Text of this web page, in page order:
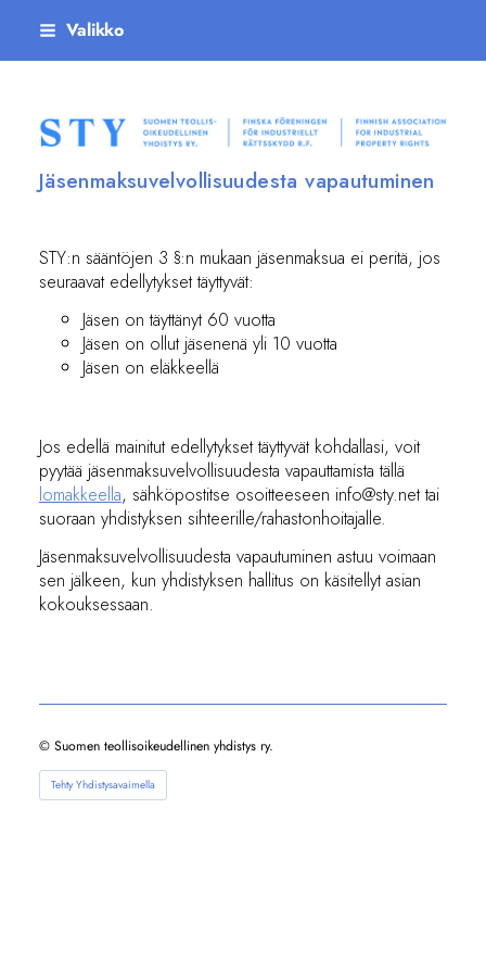
Siirry
Valikko
Suomen teollisoikeudellinen yhdistys ry
Jäsenmaksuvelvollisuudesta vapautuminen
STY:n sääntöjen 3 §:n mukaan jäsenmaksua ei peritä, jos
seuraavat edellytykset täyttyvät:
Jäsen on täyttänyt 60 vuotta
Jäsen on ollut jäsenenä yli 10 vuotta
Jäsen on eläkkeellä
Jos edellä mainitut edellytykset täyttyvät kohdallasi, voit
pyytää jäsenmaksuvelvollisuudesta vapauttamista tällä
lomakkeella, sähköpostitse osoitteeseen info@sty.net tai
suoraan yhdistyksen sihteerille/rahastonhoitajalle.
Jäsenmaksuvelvollisuudesta vapautuminen astuu voimaan
sen jälkeen, kun yhdistyksen hallitus on käsitellyt asian
kokouksessaan.
© Suomen teollisoikeudellinen yhdistys ry.
Tehty Yhdistysavaimella